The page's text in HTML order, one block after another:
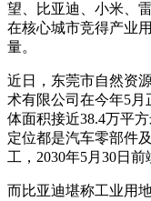
望、比亚迪、小米、
在核心城市竞得产业
量。
近日，东莞市自然资
术有限公司在今年5
体面积接近38.4万平
定位都是汽车零部件
工，2030年5月30日前
而比亚迪堪称工业用